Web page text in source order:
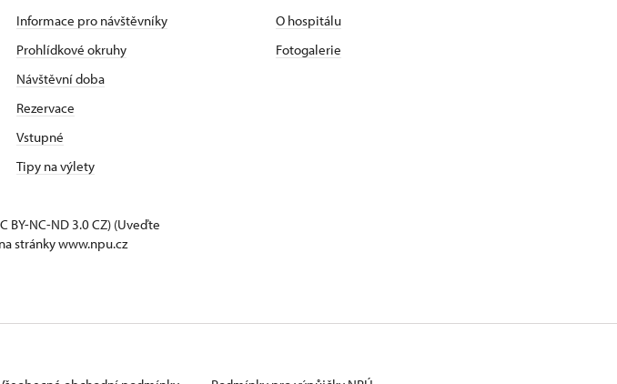
Informace pro návštěvníky
Prohlídkové okruhy
Návštěvní doba
Rezervace
Vstupné
Tipy na výlety
O hospitálu
Fotogalerie
BY-NC-ND 3.0 CZ) (Uveďte
stránky www.npu.cz